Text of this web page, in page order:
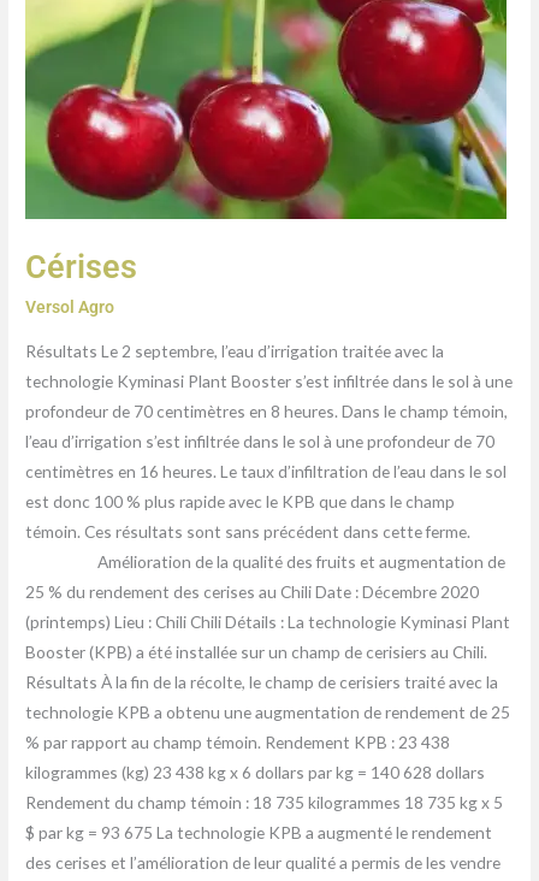
Cérises
Versol Agro
Résultats Le 2 septembre, l’eau d’irrigation traitée avec la
technologie Kyminasi Plant Booster s’est infiltrée dans le sol à une
profondeur de 70 centimètres en 8 heures. Dans le champ témoin,
l’eau d’irrigation s’est infiltrée dans le sol à une profondeur de 70
centimètres en 16 heures. Le taux d’infiltration de l’eau dans le sol
est donc 100 % plus rapide avec le KPB que dans le champ
témoin. Ces résultats sont sans précédent dans cette ferme.
Amélioration de la qualité des fruits et augmentation de
25 % du rendement des cerises au Chili Date : Décembre 2020
(printemps) Lieu : Chili Chili Détails : La technologie Kyminasi Plant
Booster (KPB) a été installée sur un champ de cerisiers au Chili.
Résultats À la fin de la récolte, le champ de cerisiers traité avec la
technologie KPB a obtenu une augmentation de rendement de 25
% par rapport au champ témoin. Rendement KPB : 23 438
kilogrammes (kg) 23 438 kg x 6 dollars par kg = 140 628 dollars
Rendement du champ témoin : 18 735 kilogrammes 18 735 kg x 5
$ par kg = 93 675 La technologie KPB a augmenté le rendement
des cerises et l’amélioration de leur qualité a permis de les vendre